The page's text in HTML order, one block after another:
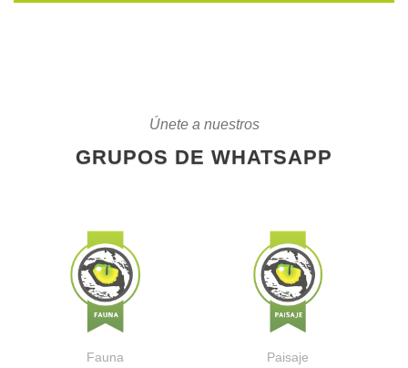
Únete a nuestros
GRUPOS DE WHATSAPP
Fauna Paisaje